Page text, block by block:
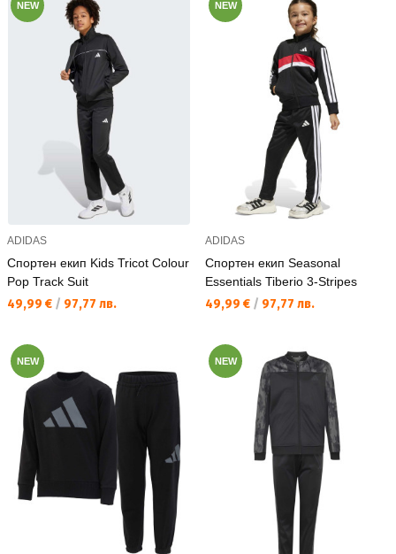
NEW
ADIDAS
Спортен екип Kids Tricot Colour
Pop Track Suit
Текуща цена:
49,99 € / 97,77 лв.
NEW
ADIDAS
Спортен екип Seasonal
Essentials Tiberio 3-Stripes
Текуща цена:
49,99 € / 97,77 лв.
NEW NEW